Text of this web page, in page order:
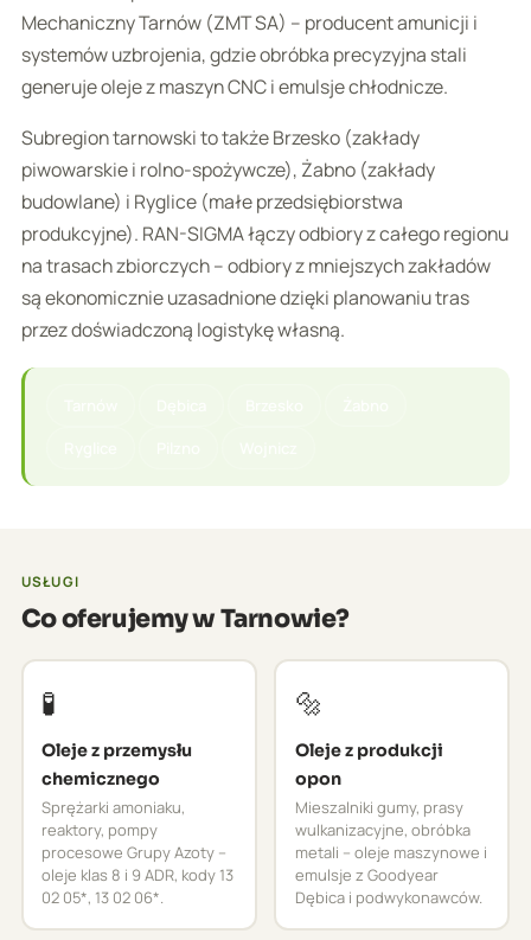
Mechaniczny Tarnów (ZMT SA) – producent amunicji i
systemów uzbrojenia, gdzie obróbka precyzyjna stali
generuje oleje z maszyn CNC i emulsje chłodnicze.
Subregion tarnowski to także Brzesko (zakłady
piwowarskie i rolno-spożywcze), Żabno (zakłady
budowlane) i Ryglice (małe przedsiębiorstwa
produkcyjne). RAN-SIGMA łączy odbiory z całego regionu
na trasach zbiorczych – odbiory z mniejszych zakładów
są ekonomicznie uzasadnione dzięki planowaniu tras
przez doświadczoną logistykę własną.
USŁUGI
Co oferujemy w Tarnowie?
🧪
Oleje z przemysłu
chemicznego
Sprężarki amoniaku,
reaktory, pompy
procesowe Grupy Azoty –
oleje klas 8 i 9 ADR, kody 13
02 05*, 13 02 06*.
🔩
Oleje z produkcji
opon
Mieszalniki gumy, prasy
wulkanizacyjne, obróbka
metali – oleje maszynowe i
emulsje z Goodyear
Dębica i podwykonawców.